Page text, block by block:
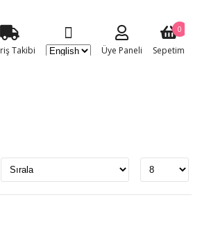
Takibi Üye Paneli Sepetim
0